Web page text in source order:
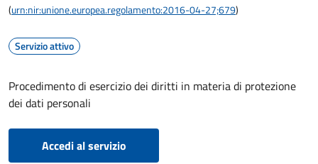
(urn:nir:unione.europea.regolamento:2016-04-27;679)
Servizio attivo
Procedimento di esercizio dei diritti in materia di protezione
dei dati personali
Accedi al servizio